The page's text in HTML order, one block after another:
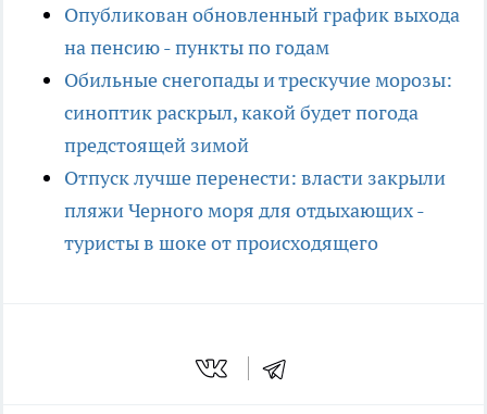
Опубликован обновленный график выхода
на пенсию - пункты по годам
Обильные снегопады и трескучие морозы:
синоптик раскрыл, какой будет погода
предстоящей зимой
Отпуск лучше перенести: власти закрыли
пляжи Черного моря для отдыхающих -
туристы в шоке от происходящего